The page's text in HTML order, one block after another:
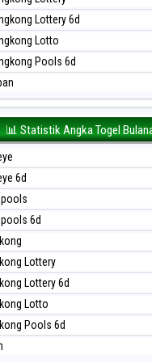
Lottery
Lottery 6d
Lotto
Lottery 6d
Lotto
Pools 6d
6d
Lari
Cambodia
Carolina Day
Paulo
Lottery
Lottery 6d
Lotto
📊 Statistik Angka Togel
6d
6d
Lottery
Lottery 6d
Lotto
Pools 6d